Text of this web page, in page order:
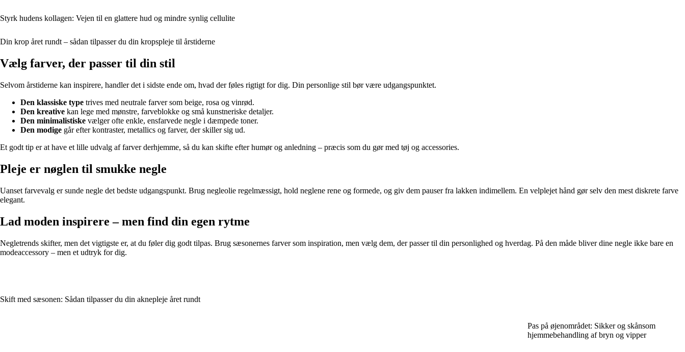
Styrk hudens kollagen: Vejen til en glattere hud og mindre synlig cellulite
Din krop året rundt – sådan tilpasser du din kropspleje til årstiderne
Vælg farver, der passer til din stil
Selvom årstiderne kan inspirere, handler det i sidste ende om, hvad der føles rigtigt for dig. Din personlige stil bør være udgangspunktet.
Den klassiske type trives med neutrale farver som beige, rosa og vinrød.
Den kreative kan lege med mønstre, farveblokke og små kunstneriske detaljer.
Den minimalistiske vælger ofte enkle, ensfarvede negle i dæmpede toner.
Den modige går efter kontraster, metallics og farver, der skiller sig ud.
Et godt tip er at have et lille udvalg af farver derhjemme, så du kan skifte efter humør og anledning – præcis som du gør med tøj og accessories.
Pleje er nøglen til smukke negle
Uanset farvevalg er sunde negle det bedste udgangspunkt. Brug negleolie regelmæssigt, hold neglene rene og formede, og giv dem pauser fra lakken indimellem. En velplejet hånd gør selv den mest diskrete farve
elegant.
Lad moden inspirere – men find din egen rytme
Negletrends skifter, men det vigtigste er, at du føler dig godt tilpas. Brug sæsonernes farver som inspiration, men vælg dem, der passer til din personlighed og hverdag. På den måde bliver dine negle ikke bare en
modeaccessory – men et udtryk for dig.
Skift med sæsonen: Sådan tilpasser du din aknepleje året rundt
Pas på øjenområdet: Sikker og skånsom
hjemmebehandling af bryn og vipper